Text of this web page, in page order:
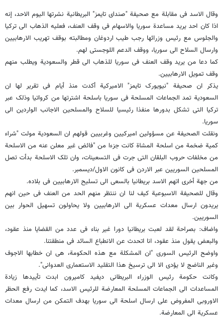
وقال الاسد فی مقابلة مع صحیفة "صندای تایمز" البریطانیة نشرتها الیوم الاحد، إنه
اذا کان احد یرید مساعدة سوریا والاسهام فی وقف العنف، فعلیه الذهاب الى ترکیا
والجلوس مع رئیس وزرائها رجب طیب اردوغان ومطالبته بوقف تهریب الارهابیین
وارسال السلاح الى سوریا، ووقف الدعم اللوجستی لهم.
کما دعا من یرید وقف العنف فی سوریا للذهاب الى قطر والسعودیة ویطلب منهم
وقف تمویل الارهابیین.
یذکر ان صحیفة "نیویورک تایمز" الامیرکیة أکدت منذ أیام فی تقریر لها ان
السعودیة تمد الجماعات المسلحة فی سوریا باسلحة اشترتها من کرواتیا وذلک عبر
ترکیا التی تشکل بدورها منفذا رئیسیا للسلاح والمسلحین الاجانب الواردین الى
سوریا.
ونقلت الصحیفة عن مسؤولین امیرکیین وغربیین قولهم ان السعودیة مولت "شراء
کمیة ضخمة من اسلحة المشاة کانت جزءا من "فائض غیر معلن عنه من الاسلحة
من مخلفات حروب البلقان التی جرت فی التسعینات، وان تلک الاسلحة بدأت تصل
المسلحین السوریین عبر الاردن فی کانون الاول/دیسمبر.
من جهة أخرى اتهم الاسد بریطانیا بالسعی الى تسلیح الارهابیین فی بلاده.
وقال للصحیفة الاسبوعیة کیف لنا ان ننتظر منهم الحد من العنف فی حین انهم
یریدون ارسال معدات عسکریة الى الارهابیین ولا یحاولون تسهیل الحوار بین
السوریین.
واضاف: بصراحة لقد لعبت بریطانیا دورا غیر بناء فی عدد من القضایا منذ عقود،
والبعض یقول منذ عقود، انا اتحدث عن الانطباع السائد فی منطقتنا.
واوضح الرئیس السوری "ان المشکلة مع هذه الحکومة، هی ان خطابها الاجوف
وغیر الناضج لا یؤدی الا الى ترسیخ هذا التقلید الاستعماری العدوانی".
وکانت حکومة رئیس الوزراء البریطانی دیفید کامیرون ابدت تأییدها زیادة
المساعدات الى الجماعات المسلحة المعارضة للرئیس الاسد، کما ایدت رفع الحظر
الاوروبی المفروض على ارسال اسلحة الى سوریا بهدف التمکن من ارسال معدات
عسکریة الى المعارضة.